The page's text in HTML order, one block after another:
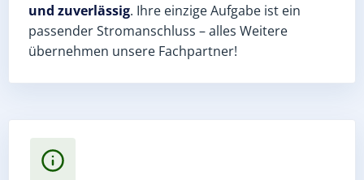
und zuverlässig. Ihre einzige Aufgabe ist ein
passender Stromanschluss – alles Weitere
übernehmen unsere Fachpartner!